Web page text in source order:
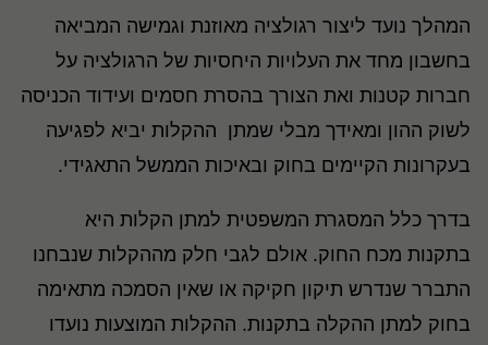
המהלך נועד ליצור רגולציה מאוזנת וגמישה המביאה
בחשבון מחד את העלויות היחסיות של הרגולציה על
חברות קטנות ואת הצורך בהסרת חסמים ועידוד הכניסה
לשוק ההון ומאידך מבלי שמתן ההקלות יביא לפגיעה
בעקרונות הקיימים בחוק ובאיכות הממשל התאגידי.
בדרך כלל המסגרת המשפטית למתן הקלות היא
בתקנות מכח החוק. אולם לגבי חלק מההקלות שנבחנו
התברר שנדרש תיקון חקיקה או שאין הסמכה מתאימה
בחוק למתן ההקלה בתקנות. ההקלות המוצעות נועדו